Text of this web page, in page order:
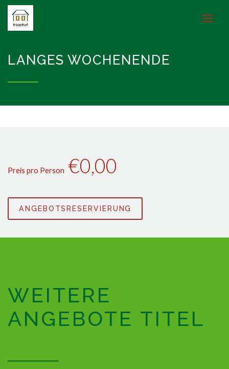
LANGES WOCHENENDE
Preis pro Person €0,00
ANGEBOTSRESERVIERUNG
WEITERE
ANGEBOTE TITEL